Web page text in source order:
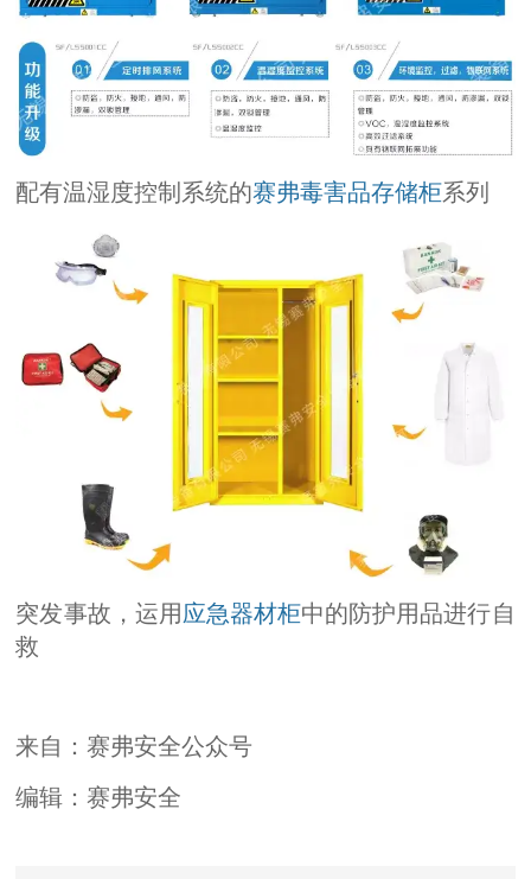
配有温湿度控制系统的赛弗毒害品存储柜系列
突发事故，运用应急器材柜中的防护用品进行自
救
来自：赛弗安全公众号
编辑：赛弗安全